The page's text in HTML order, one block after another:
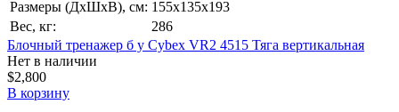
Размеры (ДхШхВ), см: 155х135х193
Вес, кг:
286
Блочный тренажер б у Cybex VR2 4515 Тяга вертикальная
Нет в наличии
$2,800
В корзину